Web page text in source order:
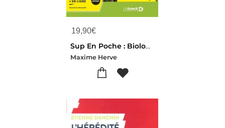
19,90€
Sup En Poche : Biologie Animale En 52 Fiches : Licences 1 Et 2, Capes Et Bcpst
Maxime Herve